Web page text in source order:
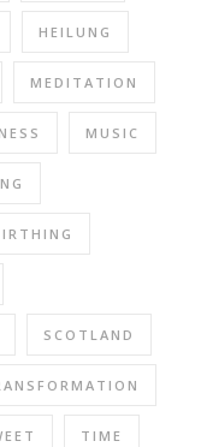
HEILUNG
MEDITATION
MUSIC
SCOTLAND
TIME